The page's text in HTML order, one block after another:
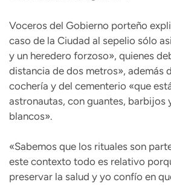
Voceros del Gobierno porteño
caso de la Ciudad al sepelio sólo
y un heredero forzoso», quienes
distancia de dos metros», además
cochería y del cementerio «que
astronautas, con guantes, barbijos
blancos».
«Sabemos que los rituales son
este contexto todo es relativo
preservar la salud y yo confío en